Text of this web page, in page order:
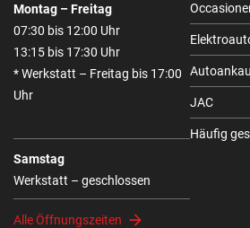
Montag – Freitag
07:30 bis 12:00 Uhr
13:15 bis 17:30 Uhr
* Werkstatt – Freitag bis 17:00
Uhr
Samstag
Werkstatt – geschlossen
Alle Öffnungszeiten
JAC
Häufig